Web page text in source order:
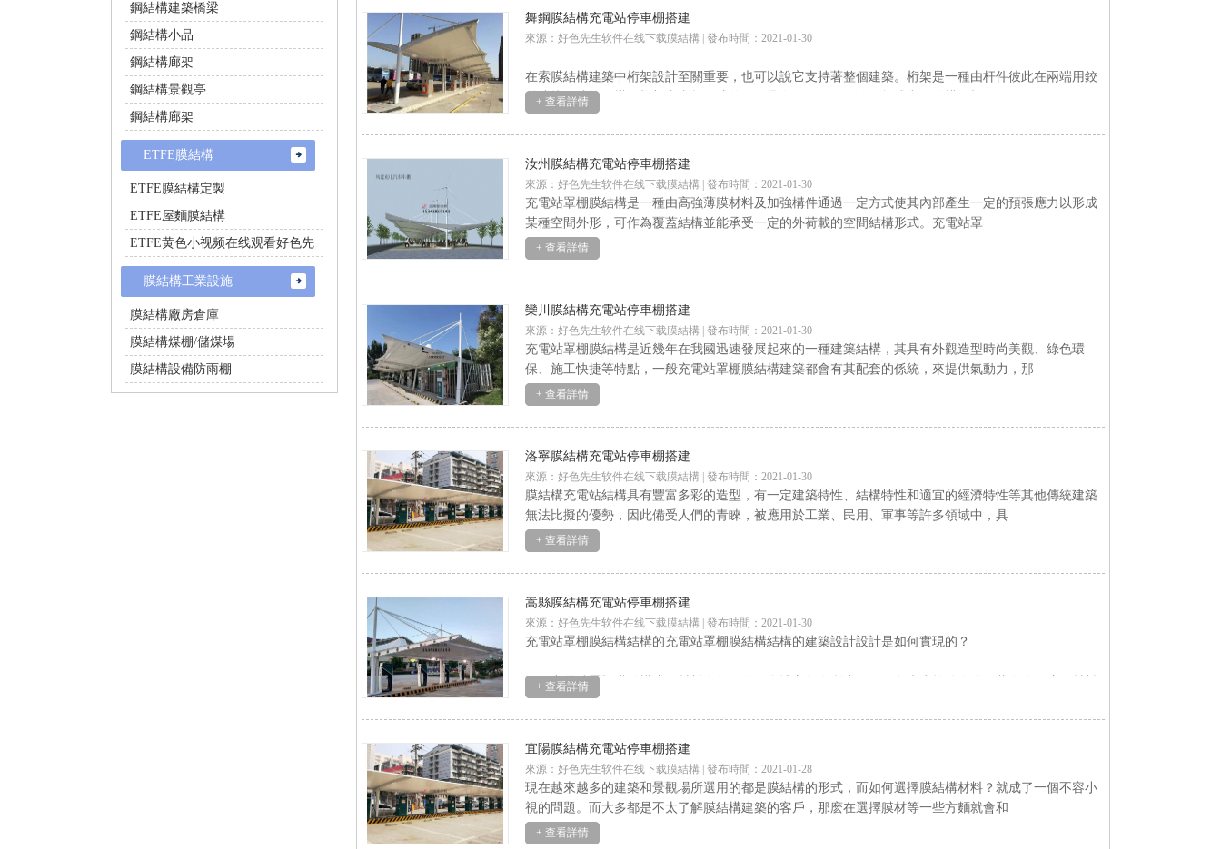
膜材料主要由不燃材料聚酯
舞鋼膜結構充電站停車棚搭建
來源：好色先生软件在线下载膜結構 | 發布時間：2021-01-30
在索膜結構建築中桁架設計至關重要，也可以說它支持著整個建築。桁架是一種由杆件彼此在兩端用鉸
鏈連接而成的結構。桁架由直杆組成的一般具有三角形單元的平麵或空間結構，桁
+ 查看詳情
汝州膜結構充電站停車棚搭建
來源：好色先生软件在线下载膜結構 | 發布時間：2021-01-30
充電站罩棚膜結構是一種由高強薄膜材料及加強構件通過一定方式使其內部產生一定的預張應力以形成
某種空間外形，可作為覆蓋結構並能承受一定的外荷載的空間結構形式。充電站罩
+ 查看詳情
欒川膜結構充電站停車棚搭建
來源：好色先生软件在线下载膜結構 | 發布時間：2021-01-30
充電站罩棚膜結構是近幾年在我國迅速發展起來的一種建築結構，其具有外觀造型時尚美觀、綠色環
保、施工快捷等特點，一般充電站罩棚膜結構建築都會有其配套的係統，來提供氣動力，那
+ 查看詳情
洛寧膜結構充電站停車棚搭建
來源：好色先生软件在线下载膜結構 | 發布時間：2021-01-30
膜結構充電站結構具有豐富多彩的造型，有一定建築特性、結構特性和適宜的經濟特性等其他傳統建築
無法比擬的優勢，因此備受人們的青睞，被應用於工業、民用、軍事等許多領域中，具
+ 查看詳情
嵩縣膜結構充電站停車棚搭建
來源：好色先生软件在线下载膜結構 | 發布時間：2021-01-30
充電站罩棚膜結構結構的充電站罩棚膜結構結構的建築設計設計是如何實現的？
充電站罩棚膜結構這種材料在如今的很多地方都有所應用，好色先生软件在线下载在使用這種材料
的時候，肯定是得
+ 查看詳情
宜陽膜結構充電站停車棚搭建
來源：好色先生软件在线下载膜結構 | 發布時間：2021-01-28
現在越來越多的建築和景觀場所選用的都是膜結構的形式，而如何選擇膜結構材料？就成了一個不容小
視的問題。而大多都是不太了解膜結構建築的客戶，那麽在選擇膜材等一些方麵就會和
+ 查看詳情
鋼結構建築橋梁
鋼結構小品
鋼結構廊架
鋼結構景觀亭
鋼結構廊架
ETFE膜結構
ETFE膜結構定製
ETFE屋麵膜結構
ETFE黄色小视频在线观看好色先
生
膜結構工業設施
膜結構廠房倉庫
膜結構煤棚/儲煤場
膜結構設備防雨棚